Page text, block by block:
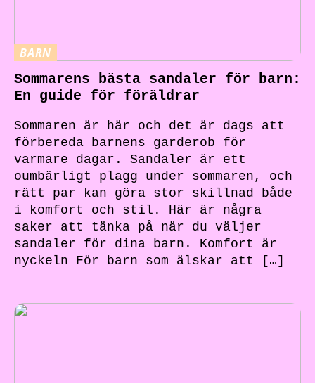
BARN
Sommarens bästa sandaler för barn:
En guide för föräldrar
Sommaren är här och det är dags att
förbereda barnens garderob för
varmare dagar. Sandaler är ett
oumbärligt plagg under sommaren, och
rätt par kan göra stor skillnad både
i komfort och stil. Här är några
saker att tänka på när du väljer
sandaler för dina barn. Komfort är
nyckeln För barn som älskar att […]